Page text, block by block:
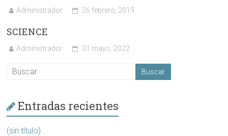
Administrador 26 febrero, 2019
SCIENCE
Administrador 31 mayo, 2022
Entradas recientes
(sin título)